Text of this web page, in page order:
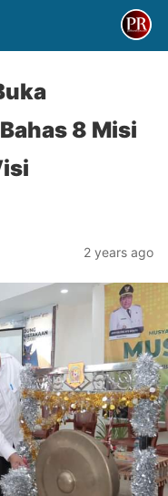
8 Misi
2 years ago